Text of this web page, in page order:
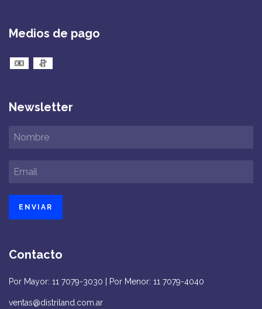
Medios de pago
Newsletter
Contacto
Por Mayor: 11 7079-3030 | Por Menor: 11 7079-4040
ventas@distriland.com.ar